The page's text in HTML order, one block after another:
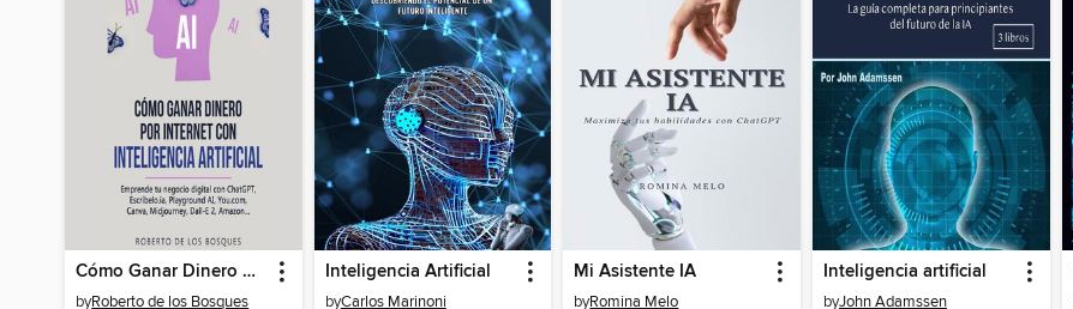
Cómo Ganar Dinero por Internet con Inteligencia Artificial
byRoberto de los Bosques
Inteligencia Artificial
byCarlos Marinoni
Mi Asistente IA
byRomina Melo
Inteligencia artificial
byJohn Adamssen